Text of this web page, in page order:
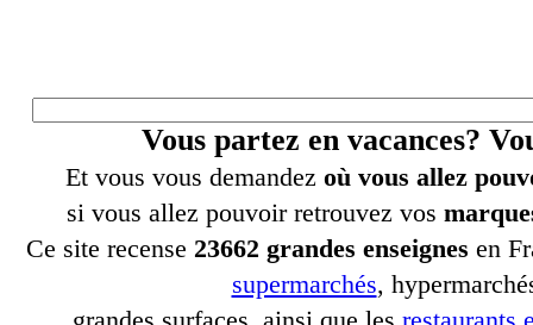
Vous partez en vacances?
Et vous vous demandez où vous allez
si vous allez pouvoir retrouvez vos
Ce site recense 23662 grandes enseignes en
supermarchés,